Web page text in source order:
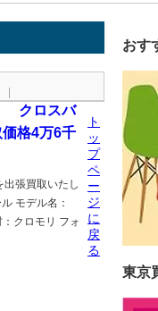
クロスバ
格4万6千
張買取いたし
モデル名：
クロモリ フォ
ト
ッ
プ
ペ
ー
ジ
に
戻
る
おす
東京